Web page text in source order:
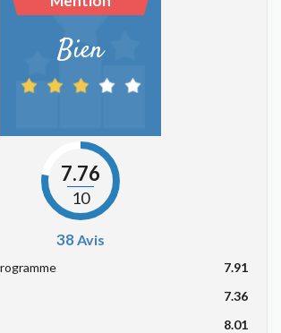
Bien
7.76
10
38Avis
7.91
7.36
8.01